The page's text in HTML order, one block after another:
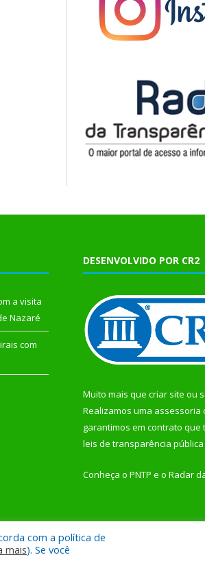
a visita
Nazaré
com
DESENVOLVIDO POR CR2
Muito mais que criar site ou
Realizamos uma assessoria
garantimos em contrato que
leis de transparência pública
Conheça o PNTP e o Radar
Mapa do Site
com a política de
mais). Se você